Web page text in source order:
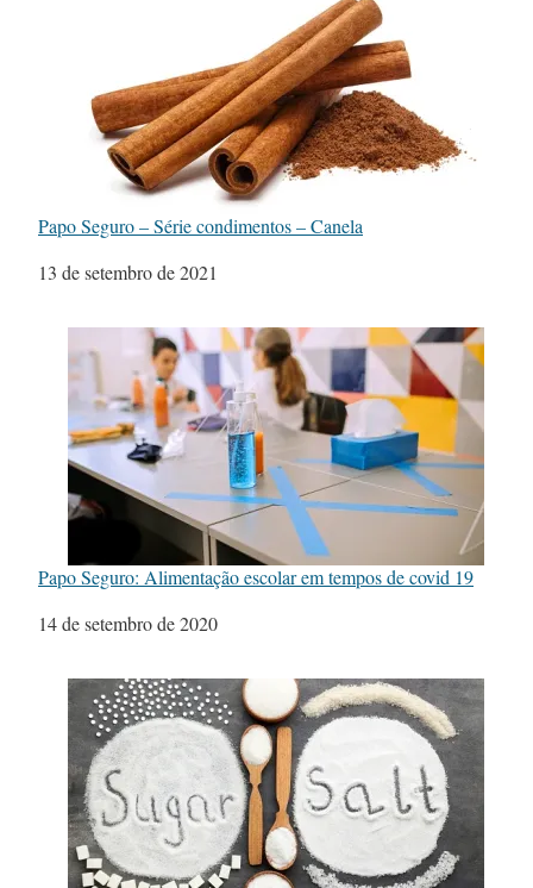
Papo Seguro – Série condimentos – Canela
Data
13 de setembro de 2021
Papo Seguro: Alimentação escolar em tempos de covid 19
Data
14 de setembro de 2020